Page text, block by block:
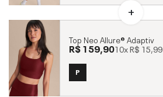
Top Neo Allure® Adaptiv
R$ 159,9010xR$ 15,99
P